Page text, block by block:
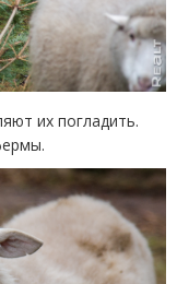
их погладить.